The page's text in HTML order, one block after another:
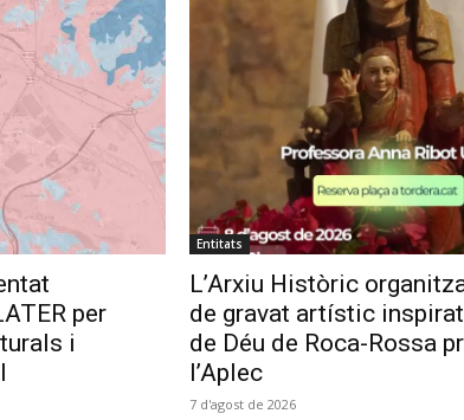
per
i
Entitats
L’Arxiu Històric
de gravat artístic
de Déu de Roca-Rossa
l’Aplec
7 d'agost de 2026